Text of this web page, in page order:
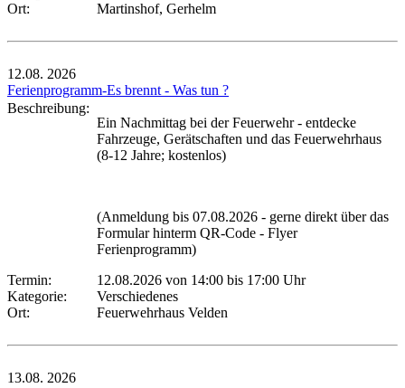
Ort:
Martinshof, Gerhelm
12.08. 2026
Ferienprogramm-Es brennt - Was tun ?
Beschreibung:
Ein Nachmittag bei der Feuerwehr - entdecke
Fahrzeuge, Gerätschaften und das Feuerwehrhaus
(8-12 Jahre; kostenlos)
(Anmeldung bis 07.08.2026 - gerne direkt über das
Formular hinterm QR-Code - Flyer
Ferienprogramm)
Termin:
12.08.2026 von 14:00 bis 17:00 Uhr
Kategorie:
Verschiedenes
Ort:
Feuerwehrhaus Velden
13.08. 2026